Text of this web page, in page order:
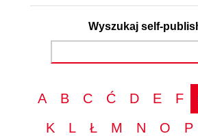
Wyszukaj self-
A B C Ć D E F
K
L Ł M N O P